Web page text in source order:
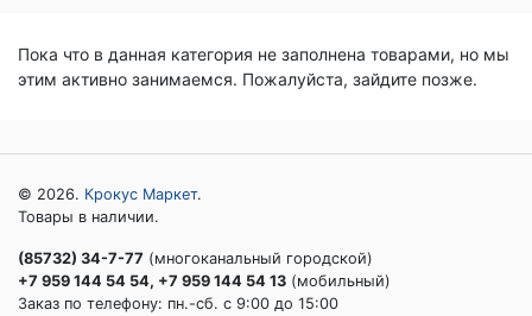
Пока что в данная категория не заполнена товарами, но мы
этим активно занимаемся. Пожалуйста, зайдите позже.
© 2026. Крокус Маркет.
Товары в наличии.
(85732) 34-7-77 (многоканальный городской)
+7 959 144 54 54, +7 959 144 54 13 (мобильный)
Заказ по телефону: пн.-сб. c 9:00 до 15:00